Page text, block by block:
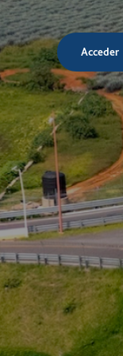
Acceder